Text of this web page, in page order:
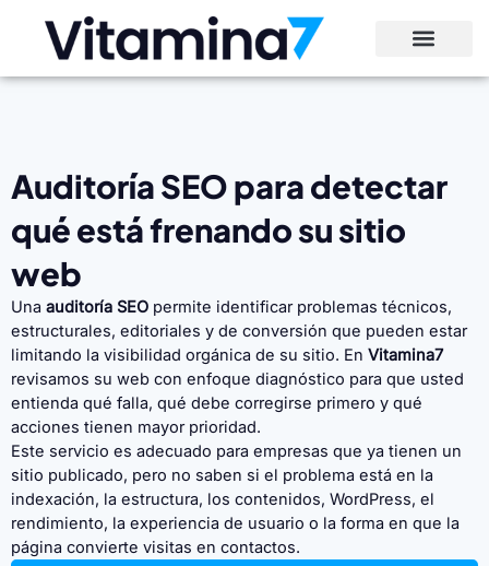
contenido
Auditoría SEO para detectar
qué está frenando su sitio
web
Una auditoría SEO permite identificar problemas técnicos,
estructurales, editoriales y de conversión que pueden estar
limitando la visibilidad orgánica de su sitio. En Vitamina7
revisamos su web con enfoque diagnóstico para que usted
entienda qué falla, qué debe corregirse primero y qué
acciones tienen mayor prioridad.
Este servicio es adecuado para empresas que ya tienen un
sitio publicado, pero no saben si el problema está en la
indexación, la estructura, los contenidos, WordPress, el
rendimiento, la experiencia de usuario o la forma en que la
página convierte visitas en contactos.